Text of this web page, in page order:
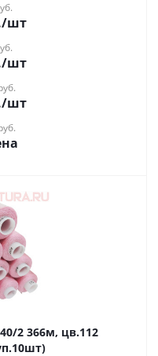
/шт
/шт
/шт
2 366м, цв.112